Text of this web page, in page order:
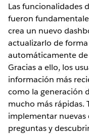
Las funcionalidades
fueron
crea un nuevo
actualizarlo de
automáticamente
Gracias a ello, los
información más
como la generación
mucho más rápidas.
implementar
preguntas y